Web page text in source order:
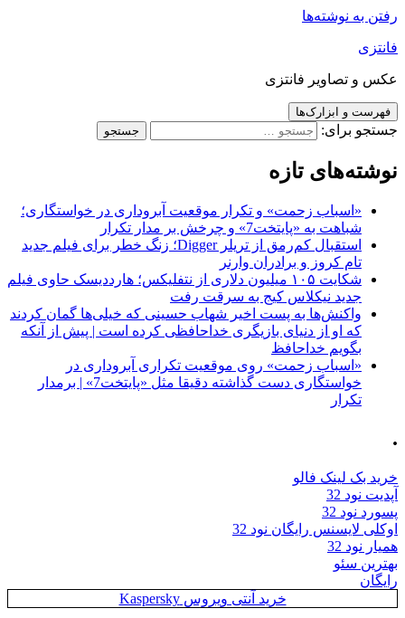
رفتن به نوشته‌ها
فانتزی
عکس و تصاویر فانتزی
فهرست و ابزارک‌ها
جستجو برای:
نوشته‌های تازه
«اسباب زحمت» و تکرار موقعیت آبروداری در خواستگاری؛
شباهت به «پایتخت7» و چرخش بر مدار تکرار
استقبال کم‌رمق از تریلر Digger؛ زنگ خطر برای فیلم جدید
تام کروز و برادران وارنر
شکایت ۱۰۵ میلیون دلاری از نتفلیکس؛ هارددیسک حاوی فیلم
جدید نیکلاس کیج به سرقت رفت
واکنش‌ها به پست اخیر شهاب حسینی که خیلی‌ها گمان کردند
که او از دنیای بازیگری خداحافظی کرده است | پیش از آنکه
بگویم خداحافظ
«اسباب زحمت» روی موقعیت تکراری آبروداری در
خواستگاری دست گذاشته دقیقا مثل «پایتخت7» | برمدار
تکرار
.
خرید بک لینک فالو
آپدیت نود 32
پسورد نود 32
اوکلی لایسنس رایگان نود 32
همیار نود 32
بهترین سئو
رایگان
خرید آنتی ویروس Kaspersky